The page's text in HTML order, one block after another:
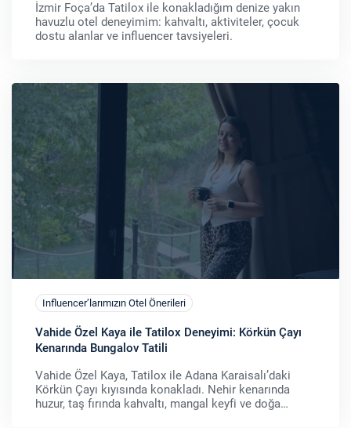
İzmir Foça’da Tatilox ile konakladığım denize yakın
havuzlu otel deneyimim: kahvaltı, aktiviteler, çocuk
dostu alanlar ve influencer tavsiyeleri.
Influencer’larımızın Otel Önerileri
Vahide Özel Kaya ile Tatilox Deneyimi: Körkün Çayı
Kenarında Bungalov Tatili
Vahide Özel Kaya, Tatilox ile Adana Karaisalı’daki
Körkün Çayı kıyısında konakladı. Nehir kenarında
huzur, taş fırında kahvaltı, mangal keyfi ve doğa